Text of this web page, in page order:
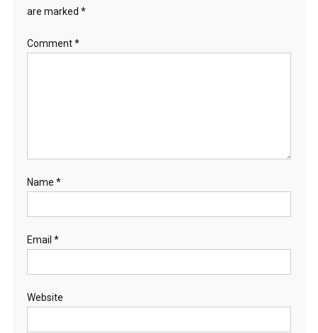
are marked *
Comment*
Name *
Email *
Website